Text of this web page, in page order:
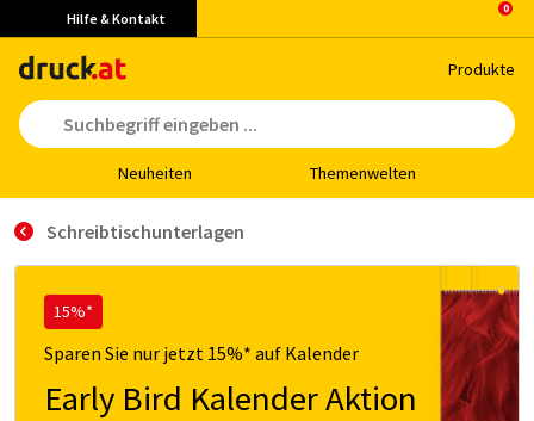
Hilfe & Kontakt
Pro­duk­te
Neu­hei­ten The­men­wel­ten
Schreibtischunterlagen
15%*
Sparen Sie nur jetzt 15%* auf Kalender
Early Bird Kalender Aktion